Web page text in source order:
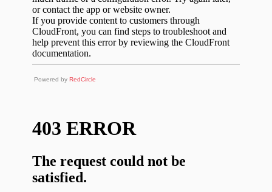
Powered by RedCircle